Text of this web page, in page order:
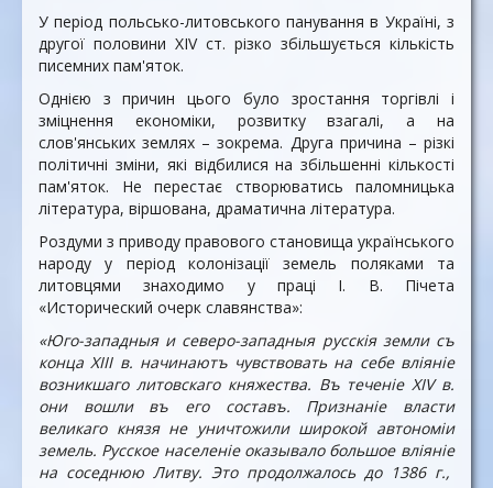
У період польсько-литовського панування в Україні, з
другої половини XIV ст. різко збільшується кількість
писемних пам'яток.
Однією з причин цього було зростання торгівлі і
зміцнення економіки, розвитку взагалі, а на
слов'янських землях – зокрема. Друга причина – різкі
політичні зміни, які відбилися на збільшенні кількості
пам'яток. Не перестає створюватись паломницька
література, віршована, драматична література.
Роздуми з приводу правового становища українського
народу у період колонізації земель поляками та
литовцями знаходимо у праці І. В. Пічета
«Исторический очерк славянства»:
«Юго-западныя и северо-западныя русскія земли съ
концаXIIIв. начинаютъ чувство­вать на себевліяніе
возникшаго литовскаго княжества. Въ теченіеXIVв.
они вошли въ его составъ. Признаніе власти
великаго князя не уничтожили широкой автономіи
земель. Русское населеніе оказывало большое вліянie
на соседнюю Литву. Это продолжалось до 1386 г.,